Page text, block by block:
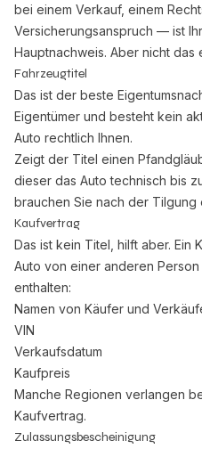
bei einem Verkauf, einem
Versicherungsanspruch — ist
Hauptnachweis. Aber nicht
Fahrzeugtitel
Das ist der beste
Eigentümer und besteht kein
Auto rechtlich Ihnen.
Zeigt der Titel einen
dieser das Auto technisch bis
brauchen Sie nach der Tilgung
Kaufvertrag
Das ist kein Titel, hilft aber. Ein
Auto von einer anderen
enthalten:
Namen von Käufer und
VIN
Verkaufsdatum
Kaufpreis
Manche Regionen verlangen
Kaufvertrag.
Zulassungsbescheinigung